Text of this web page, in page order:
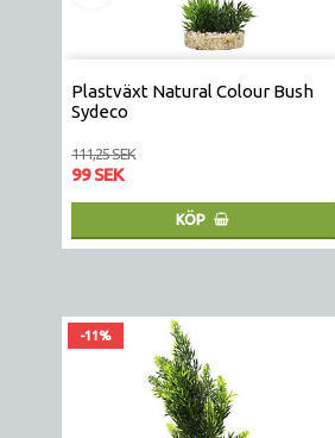
Plastväxt Natural Colour Bush
Sydeco
111,25 SEK
99 SEK
KÖP
-11%